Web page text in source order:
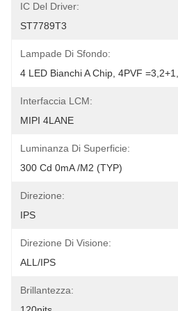
IC Del Driver:
ST7789T3
Lampade Di Sfondo:
4 LED Bianchi A Chip, 4PVF
Interfaccia LCM:
MIPI 4LANE
Luminanza Di Superficie:
300 Cd 0mA /m2 (TYP)
Direzione:
IPS
Direzione Di Visione:
ALL/IPS
Brillantezza: